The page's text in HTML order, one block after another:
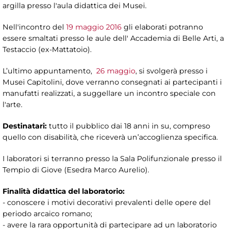
argilla presso l'aula didattica dei Musei.
Nell'incontro del 19 maggio 2016 gli elaborati potranno
essere smaltati presso le aule dell' Accademia di Belle Arti, a
Testaccio (ex-Mattatoio).
L’ultimo appuntamento, 26 maggio, si svolgerà presso i
Musei Capitolini, dove verranno consegnati ai partecipanti i
manufatti realizzati, a suggellare un incontro speciale con
l'arte.
Destinatari: tutto il pubblico dai 18 anni in su, compreso
quello con disabilità, che riceverà un’accoglienza specifica.
I laboratori si terranno presso la Sala Polifunzionale presso il
Tempio di Giove (Esedra Marco Aurelio).
Finalità didattica del laboratorio:
- conoscere i motivi decorativi prevalenti delle opere del
periodo arcaico romano;
- avere la rara opportunità di partecipare ad un laboratorio